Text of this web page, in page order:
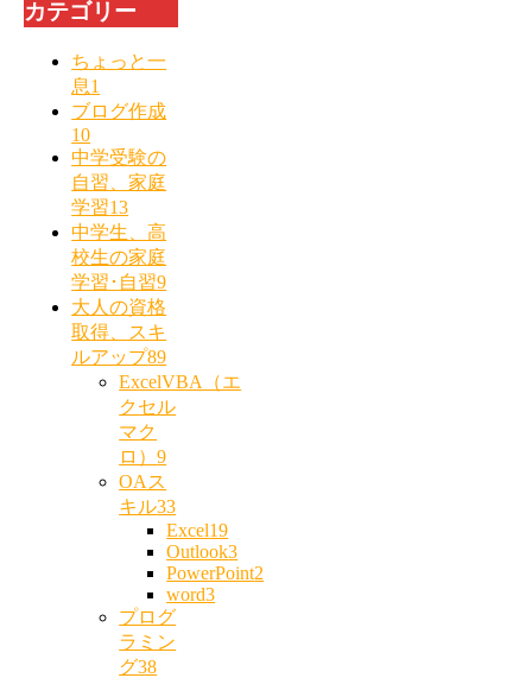
カテゴリー
ちょっと一
息1
ブログ作成
10
中学受験の
自習、家庭
学習13
中学生、高
校生の家庭
学習･自習9
大人の資格
取得、スキ
ルアップ89
ExcelVBA（エ
クセル
マク
ロ）9
OAス
キル33
Excel19
Outlook3
PowerPoint2
word3
プログ
ラミン
グ38